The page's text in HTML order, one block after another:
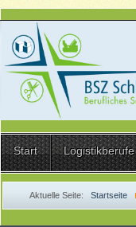
Start Logistikberufe
Aktuelle Seite: Startseite